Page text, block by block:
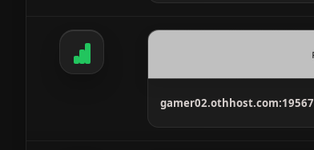
gamer02.othhost.com:19567